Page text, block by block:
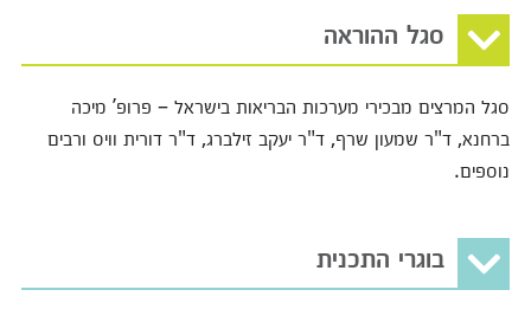
סגל ההוראה
סגל המרצים מבכירי מערכות הבריאות בישראל – פרופ’ מיכה
ברחנא, ד"ר שמעון שרף, ד"ר יעקב זילברג, ד"ר דורית וויס ורבים
נוספים.
בוגרי התכנית